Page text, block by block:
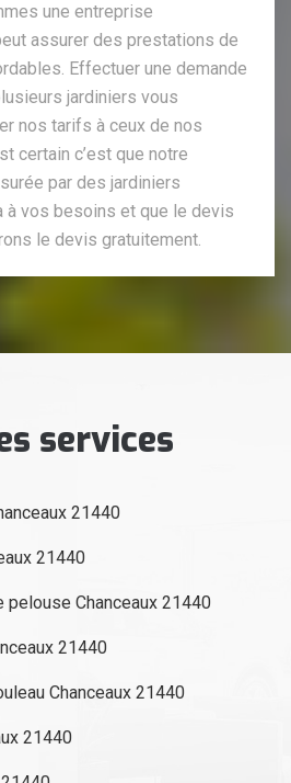
une entreprise
assurer des prestations de
Effectuer une demande
jardiniers vous
nos tarifs à ceux de nos
certain c’est que notre
par des jardiniers
à vos besoins et que le devis
le devis gratuitement.
services
21440
21440
Chanceaux 21440
21440
Chanceaux 21440
21440